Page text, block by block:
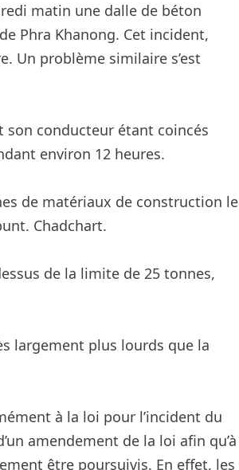
matin une dalle de béton
Phra Khanong. Cet incident,
Un problème similaire s’est
son conducteur étant coincés
environ 12 heures.
de matériaux de construction le
Chadchart.
de la limite de 25 tonnes,
largement plus lourds que la
à la loi pour l’incident du
amendement de la loi afin qu’à
être poursuivis. En effet, les